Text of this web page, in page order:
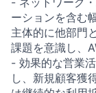
ーションを含む
主体的に他部門
課題を意識し、
- 効果的な営業
し、新規顧客獲